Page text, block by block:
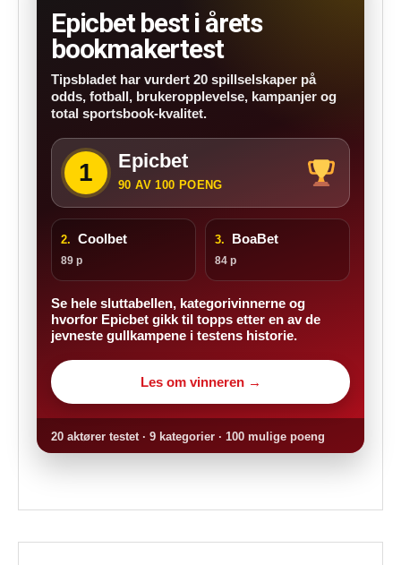
Epicbet best i årets
bookmakertest
Tipsbladet har vurdert 20 spillselskaper på
odds, fotball, brukeropplevelse, kampanjer og
total sportsbook-kvalitet.
1 Epicbet
90 AV 100 POENG
2. Coolbet
89 p
3. BoaBet
84 p
Se hele sluttabellen, kategorivinnerne og
hvorfor Epicbet gikk til topps etter en av de
jevneste gullkampene i testens historie.
Les om vinneren →
20 aktører testet · 9 kategorier · 100 mulige poeng